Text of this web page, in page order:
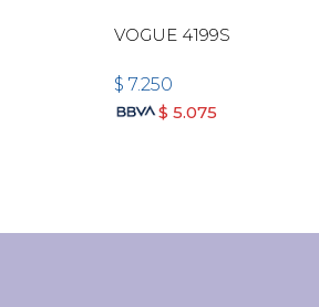
VOGUE 4199S
$ 7.250
$ 5.075